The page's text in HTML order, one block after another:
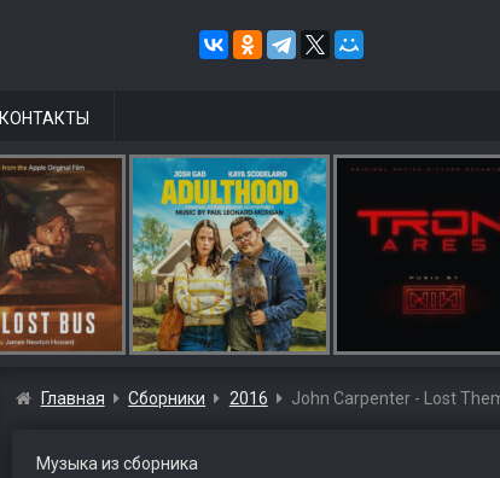
КОНТАКТЫ
Главная Сборники 2016 John Carpenter - Lost
Музыка из сборника